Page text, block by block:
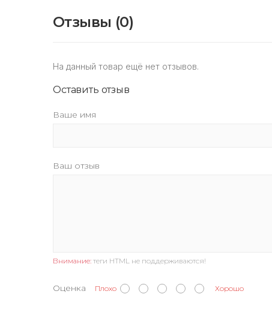
Отзывы (0)
На данный товар ещё нет отзывов.
Оставить отзыв
Ваше имя
Ваш отзыв
Внимание: теги HTML не поддерживаются!
Оценка Плохо Хорошо